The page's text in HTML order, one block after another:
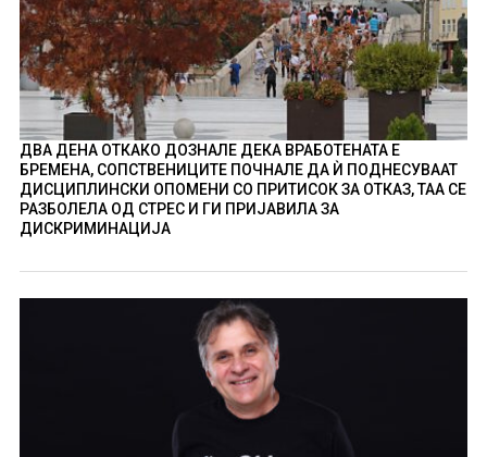
ДВА ДЕНА ОТКАКО ДОЗНАЛЕ ДЕКА ВРАБОТЕНАТА Е
БРЕМЕНА, СОПСТВЕНИЦИТЕ ПОЧНАЛЕ ДА Ѝ ПОДНЕСУВААТ
ДИСЦИПЛИНСКИ ОПОМЕНИ СО ПРИТИСОК ЗА ОТКАЗ, ТАА СЕ
РАЗБОЛЕЛА ОД СТРЕС И ГИ ПРИЈАВИЛА ЗА
ДИСКРИМИНАЦИЈА